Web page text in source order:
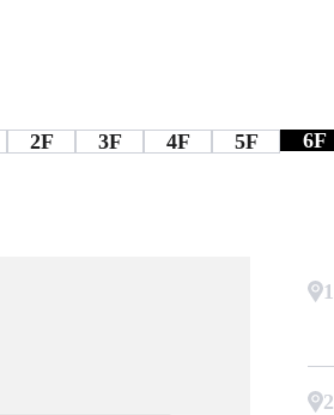
2F 3F 4F 5F 6F
1
2